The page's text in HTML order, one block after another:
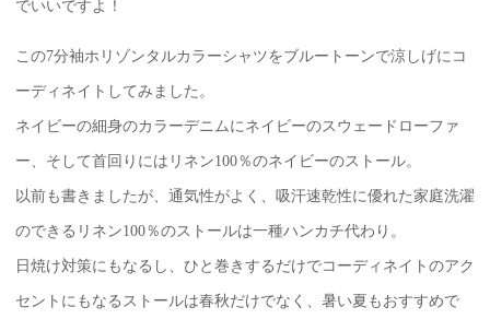
でいいですよ！
この7分袖ホリゾンタルカラーシャツをブルートーンで涼しげにコ
ーディネイトしてみました。
ネイビーの細身のカラーデニムにネイビーのスウェードローファ
ー、そして首回りにはリネン100％のネイビーのストール。
以前も書きましたが、通気性がよく、吸汗速乾性に優れた家庭洗濯
のできるリネン100％のストールは一種ハンカチ代わり。
日焼け対策にもなるし、ひと巻きするだけでコーディネイトのアク
セントにもなるストールは春秋だけでなく、暑い夏もおすすめで